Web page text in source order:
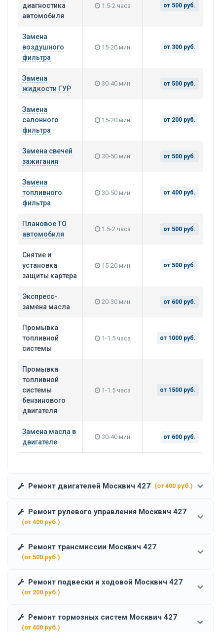
диагностика
автомобиля
1.5-2 часа от 500 руб.
Замена
воздушного
фильтра
15-20 мин от 300 руб.
Замена
жидкости ГУР
30-40 мин от 500 руб.
Замена
салонного
фильтра
15-20 мин от 200 руб.
Замена свечей
зажигания
30-50 мин от 500 руб.
Замена
топливного
фильтра
30-50 мин от 400 руб.
Плановое ТО
автомобиля
1.5-2 часа от 500 руб.
Снятие и
установка
защиты картера
15-20 мин от 500 руб.
Экспресс-
замена масла
20-30 мин от 600 руб.
Промывка
топливной
системы
1-1.5 часа от 1000 руб.
Промывка
топливной
системы
бензинового
двигателя
1-1.5 часа от 1500 руб.
Замена масла в
двигателе
30-40 мин от 600 руб.
Ремонт двигателей Москвич 427 (от 400 руб.)
Ремонт рулевого управления Москвич 427
(от 400 руб.)
Ремонт трансмиссии Москвич 427
(от 500 руб.)
Ремонт подвески и ходовой Москвич 427
(от 200 руб.)
Ремонт тормозных систем Москвич 427
(от 400 руб.)